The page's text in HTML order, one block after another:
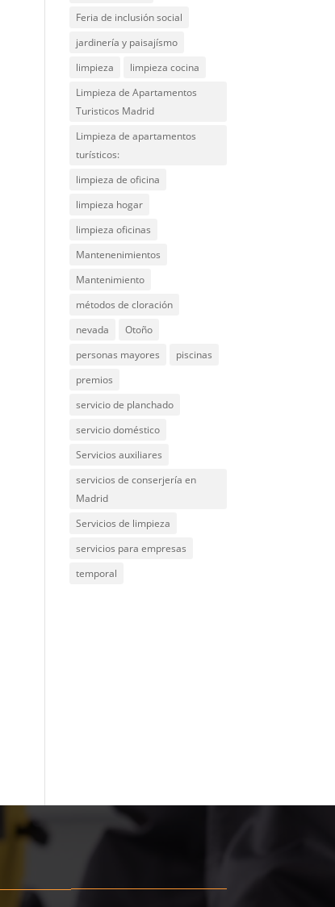
Feria de inclusión social
jardinería y paisajísmo
limpieza
limpieza cocina
Limpieza de Apartamentos
Turisticos Madrid
Limpieza de apartamentos
turísticos:
limpieza de oficina
limpieza hogar
limpieza oficinas
Mantenenimientos
Mantenimiento
métodos de cloración
nevada
Otoño
personas mayores
piscinas
premios
servicio de planchado
servicio doméstico
Servicios auxiliares
servicios de conserjería en
Madrid
Servicios de limpieza
servicios para empresas
temporal